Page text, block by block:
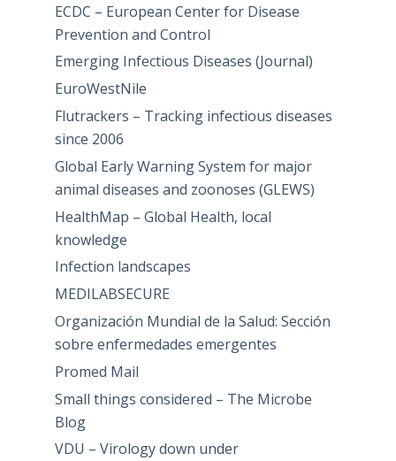
ECDC – European Center for Disease
Prevention and Control
Emerging Infectious Diseases (Journal)
EuroWestNile
Flutrackers – Tracking infectious diseases
since 2006
Global Early Warning System for major
animal diseases and zoonoses (GLEWS)
HealthMap – Global Health, local
knowledge
Infection landscapes
MEDILABSECURE
Organización Mundial de la Salud: Sección
sobre enfermedades emergentes
Promed Mail
Small things considered – The Microbe
Blog
VDU – Virology down under